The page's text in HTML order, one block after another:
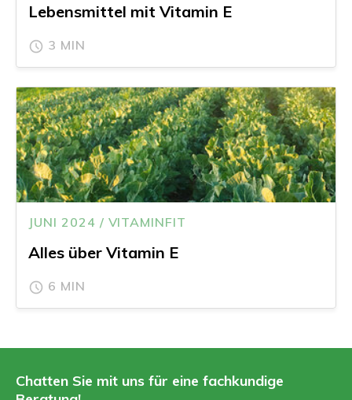
Lebensmittel mit Vitamin E
3 MIN
JUNI 2024 / VITAMINFIT
Alles über Vitamin E
6 MIN
Chatten Sie mit uns für eine fachkundige